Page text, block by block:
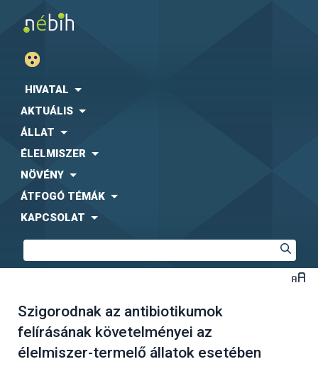
HIVATAL
AKTUÁLIS
ÁLLAT
ÉLELMISZER
NÖVÉNY
ÁTFOGÓ TÉMÁK
KAPCSOLAT
Szigorodnak az antibiotikumok
felírásának követelményei az
élelmiszer-termelő állatok esetében